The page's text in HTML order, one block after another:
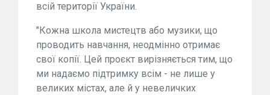
всій території України.
"Кожна школа мистецтв або музики, що
проводить навчання, неодмінно отримає
свої копії. Цей проєкт вирізняється тим, що
ми надаємо підтримку всім - не лише у
великих містах, але й у невеличких